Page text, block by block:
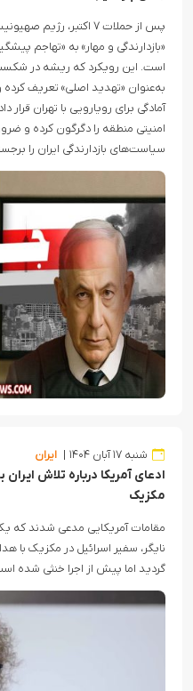
پس از حملات ۷ اکتبر،
«بازدارندگی و مهار» به «تهاجم
به‌عنوان «تهدید اصلی» تعریف کرده
آمادگی برای رویارویی با تهران
امنیتی منطقه را دگرگون کرده و
سیاست‌های بازدارندگی ایران را
شنبه ۱۷ آبان ۱۴۰۴ ایران
ادعای آمریکا درباره تلاش
مکزیک
مقامات آمریکایی مدعی شدند که
نایگر، سفیر اسرائیل در مکزیک با
گردید اما پیش از اجرا خنثی شده